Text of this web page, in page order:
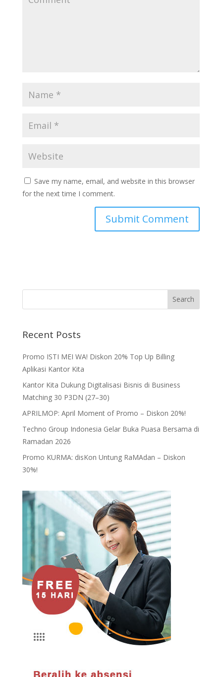
Save my name, email, and website in this browser
for the next time I comment.
Recent Posts
Promo ISTI MEI WA! Diskon 20% Top Up Billing
Aplikasi Kantor Kita
Kantor Kita Dukung Digitalisasi Bisnis di Business
Matching 30 P3DN (27–30)
APRILMOP: April Moment of Promo – Diskon 20%!
Techno Group Indonesia Gelar Buka Puasa Bersama di
Ramadan 2026
Promo KURMA: disKon Untung RaMAdan – Diskon
30%!